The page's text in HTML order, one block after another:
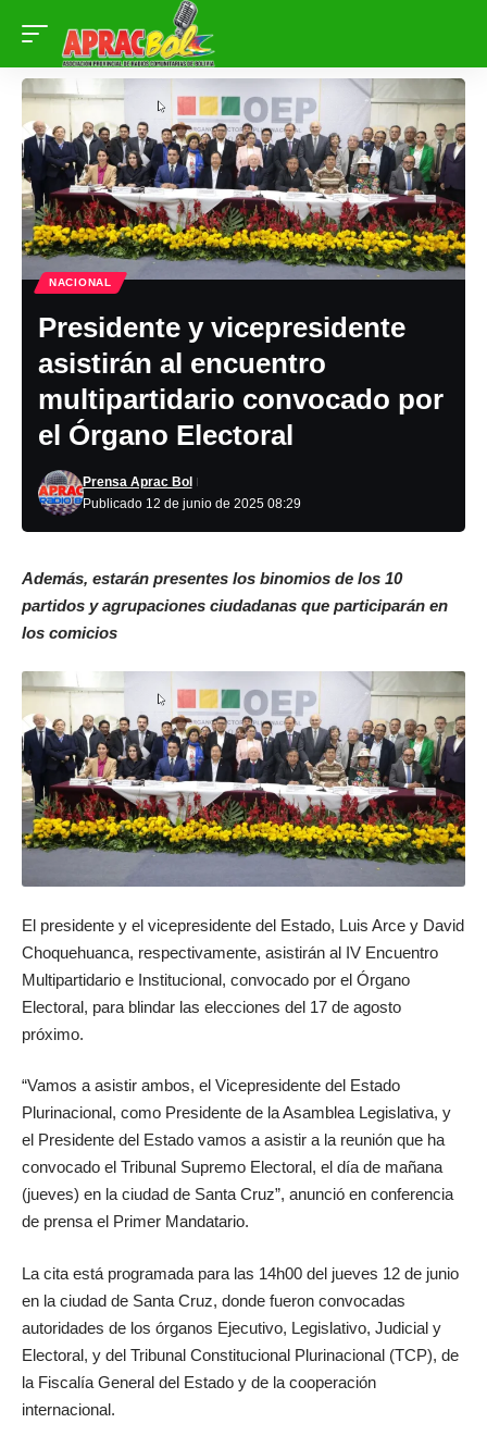
NACIONAL
Presidente y vicepresidente
asistirán al encuentro
multipartidario convocado por
el Órgano Electoral
Publicado 12 de junio de 2025 08:29
Prensa Aprac Bol
Además, estarán presentes los binomios de los 10
partidos y agrupaciones ciudadanas que participarán en
los comicios
El presidente y el vicepresidente del Estado, Luis Arce y David
Choquehuanca, respectivamente, asistirán al IV Encuentro
Multipartidario e Institucional, convocado por el Órgano
Electoral, para blindar las elecciones del 17 de agosto
próximo.
“Vamos a asistir ambos, el Vicepresidente del Estado
Plurinacional, como Presidente de la Asamblea Legislativa, y
el Presidente del Estado vamos a asistir a la reunión que ha
convocado el Tribunal Supremo Electoral, el día de mañana
(jueves) en la ciudad de Santa Cruz”, anunció en conferencia
de prensa el Primer Mandatario.
La cita está programada para las 14h00 del jueves 12 de junio
en la ciudad de Santa Cruz, donde fueron convocadas
autoridades de los órganos Ejecutivo, Legislativo, Judicial y
Electoral, y del Tribunal Constitucional Plurinacional (TCP), de
la Fiscalía General del Estado y de la cooperación
internacional.